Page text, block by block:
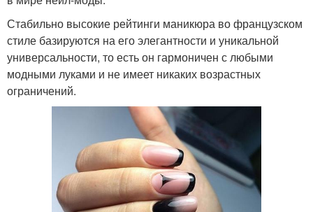
Стабильно высокие рейтинги маникюра во французском
стиле базируются на его элегантности и уникальной
универсальности, то есть он гармоничен с любыми
модными луками и не имеет никаких возрастных
ограничений.